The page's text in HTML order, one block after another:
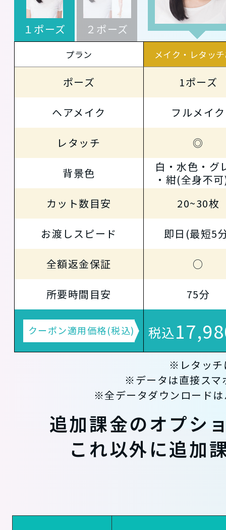
１ポーズ ２ポーズ
プラン メイク・レタッ
ポーズ 1ポーズ
ヘアメイク フルメイク
レタッチ ◎
背景色
白・水色・グ
・紺(全身不
カット数目安
20~30枚
お渡しスピード 即日(最短5
全額返金保証 ○
所要時間目安 75分
クーポン適用価格(税込) 税込
※レタッチ
※データは直接スマ
※全データダウンロード
追加課金のオプシ
これ以外に追加